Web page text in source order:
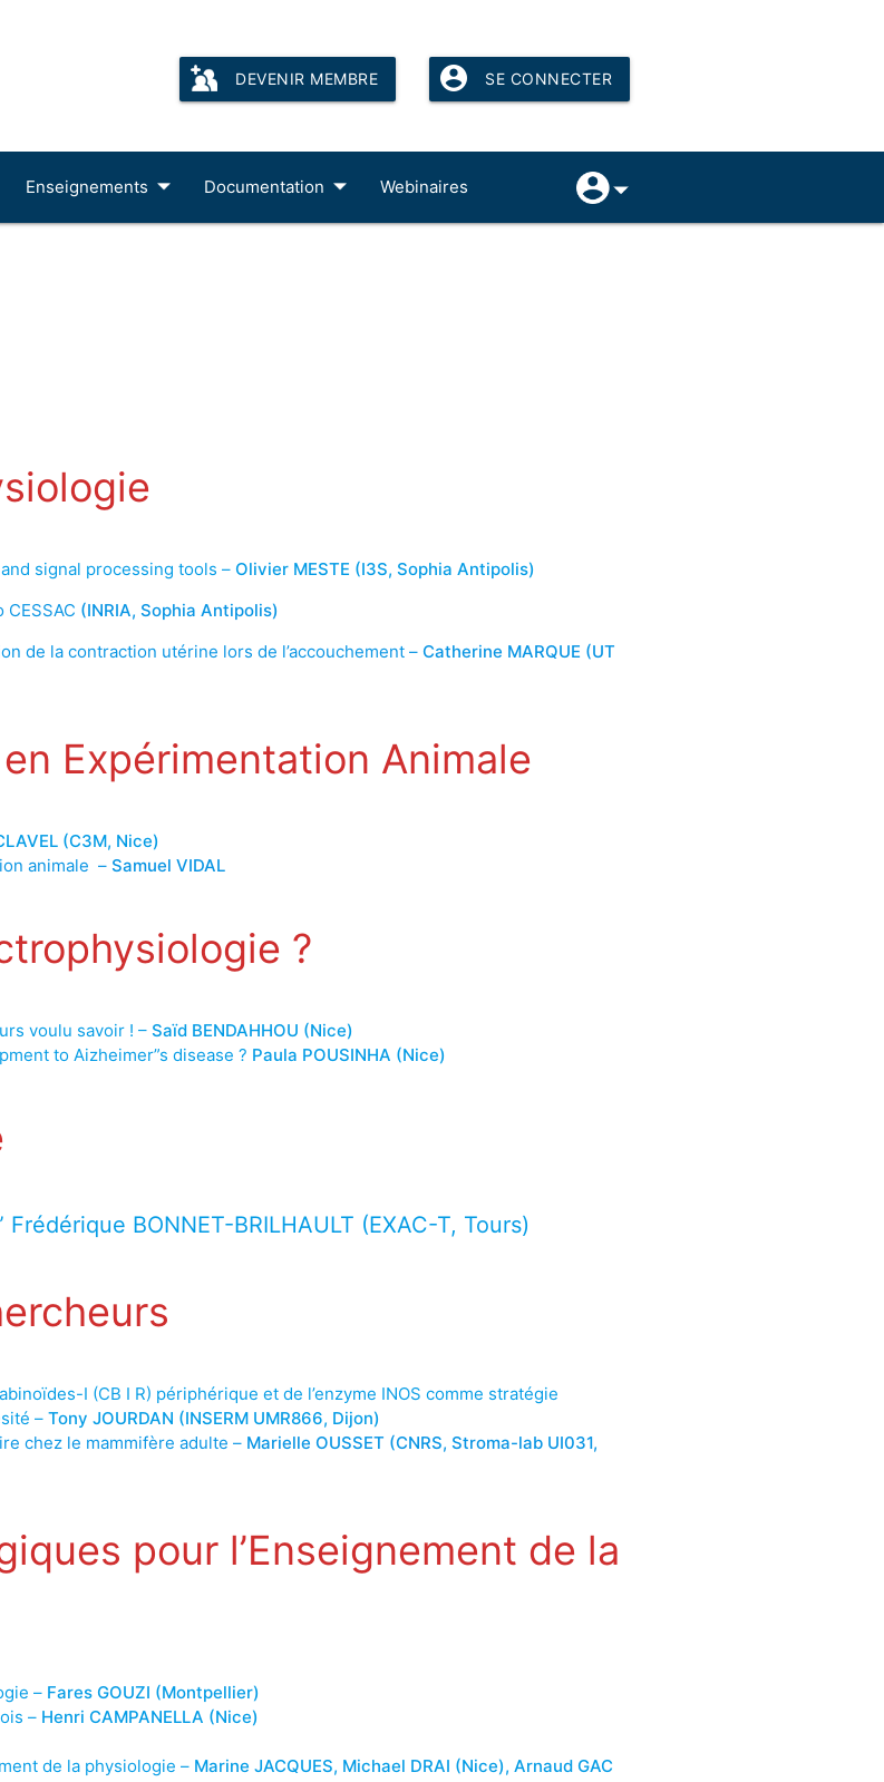
DEVENIR MEMBRE SE CONNECTER
Enseignements Documentation Webinaires
signal processing tools – Olivier MESTE (I3S, Sophia Antipolis)
(INRIA, Sophia Antipolis)
de la contraction utérine lors de l’accouchement – Catherine MARQUE (UT
Expérimentation Animale
(C3M, Nice)
animale – Samuel VIDAL
?
voulu savoir ! – Saïd BENDAHHOU (Nice)
to Aizheimer”s disease ? Paula POUSINHA (Nice)
BONNET-BRILHAULT (EXAC-T, Tours)
I (CB I R) périphérique et de l’enzyme INOS comme stratégie
– Tony JOURDAN (INSERM UMR866, Dijon)
chez le mammifère adulte – Marielle OUSSET (CNRS, Stroma-lab UI031,
pour l’Enseignement de la
– Fares GOUZI (Montpellier)
– Henri CAMPANELLA (Nice)
de la physiologie – Marine JACQUES, Michael DRAI (Nice), Arnaud GAC